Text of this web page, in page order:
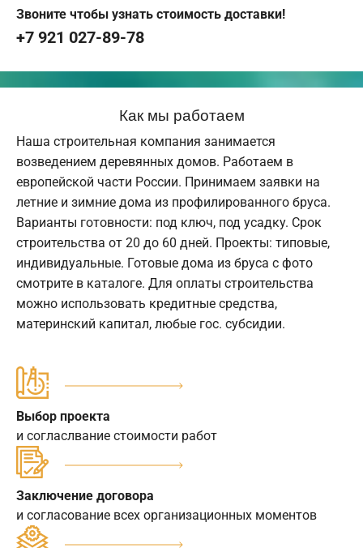
Звоните чтобы узнать стоимость доставки!
+7 921 027-89-78
Как мы работаем
Наша строительная компания занимается
возведением деревянных домов. Работаем в
европейской части России. Принимаем заявки на
летние и зимние дома из профилированного бруса.
Варианты готовности: под ключ, под усадку. Срок
строительства от 20 до 60 дней. Проекты: типовые,
индивидуальные. Готовые дома из бруса с фото
смотрите в каталоге. Для оплаты строительства
можно использовать кредитные средства,
материнский капитал, любые гос. субсидии.
Выбор проекта
и согласлвание стоимости работ
Заключение договора
и согласование всех организационных моментов